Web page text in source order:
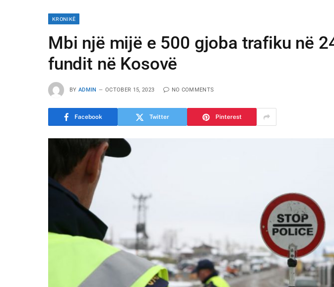
KRONIKË
Mbi një mijë e 500 gjoba trafiku në
fundit në Kosovë
BY ADMIN OCTOBER 15, 2023 NO COMMENTS
Facebook Twitter Pinterest